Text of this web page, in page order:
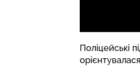
Поліцейські